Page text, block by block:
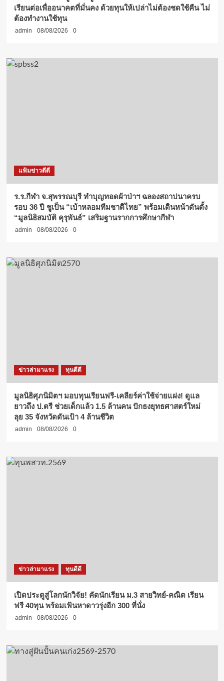
เรียนต่อเพื่ออนาคตที่มั่นคง ด้วยทุนให้เปล่าไม่ต้องชดใช้คืน ไม่
ต้องทำงานใช้ทุน
admin 08/08/2026 0
แฟ้มข่าวดีดี
ร.ร.กีฬา จ.สุพรรณบุรี ทำบุญทอดผ้าป่าฯ ฉลองสถาปนาครบ
รอบ 36 ปี ชูเป็น “เบ้าหลอมทีมชาติไทย” พร้อมเดินหน้าดันตั้ง
“มูลนิธิสมบัติ คุรุพันธ์” เสริมฐานรากการศึกษากีฬา
admin 08/08/2026 0
ข่าวล่ามาแรง ทุนดีดี
มูลนิธิศุภนิมิตฯ มอบทุนเรียนฟรี-เคลียร์ค่าใช้จ่ายแฝง! ดูแล
ยาวถึง ป.ตรี ช่วยเด็กแล้ว 1.5 ล้านคน ปักธงยุทธศาสตร์ใหม่
ลุย 35 จังหวัดดันเป้า 4 ล้านชีวิต
admin 08/08/2026 0
ข่าวล่ามาแรง ทุนดีดี
เปิดประตูสู่โลกนักวิจัย! คัดนักเรียน ม.3 สายวิทย์-คณิต เรียน
ฟรี 40ทุน พร้อมเฟ้นหาดาวรุ่งอีก 300 ที่นั่ง
admin 08/08/2026 0